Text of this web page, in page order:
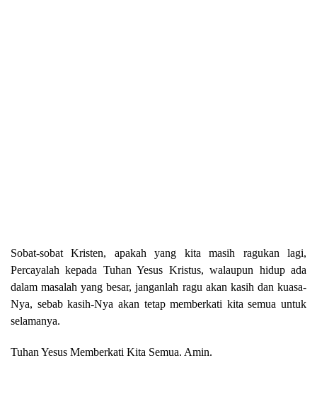
Sobat-sobat Kristen, apakah yang kita masih ragukan lagi,
Percayalah kepada Tuhan Yesus Kristus, walaupun hidup ada
dalam masalah yang besar, janganlah ragu akan kasih dan kuasa-
Nya, sebab kasih-Nya akan tetap memberkati kita semua untuk
selamanya.
Tuhan Yesus Memberkati Kita Semua. Amin.